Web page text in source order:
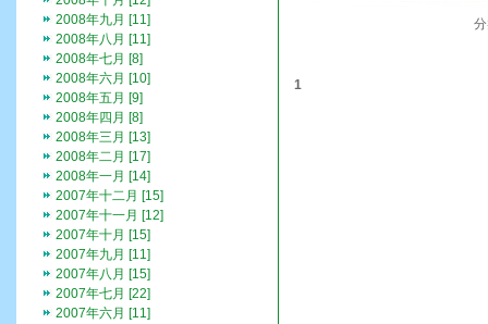
1
2008年九月 [11]
2008年八月 [11]
2008年七月 [8]
2008年六月 [10]
2008年五月 [9]
2008年四月 [8]
2008年三月 [13]
2008年二月 [17]
2008年一月 [14]
2007年十二月 [15]
2007年十一月 [12]
2007年十月 [15]
2007年九月 [11]
2007年八月 [15]
2007年七月 [22]
2007年六月 [11]